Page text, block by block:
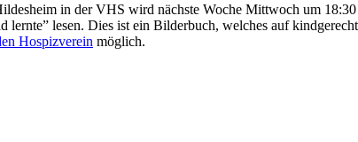
in der VHS wird nächste Woche Mittwoch um
lesen. Dies ist ein Bilderbuch, welches auf
Hospizverein möglich.